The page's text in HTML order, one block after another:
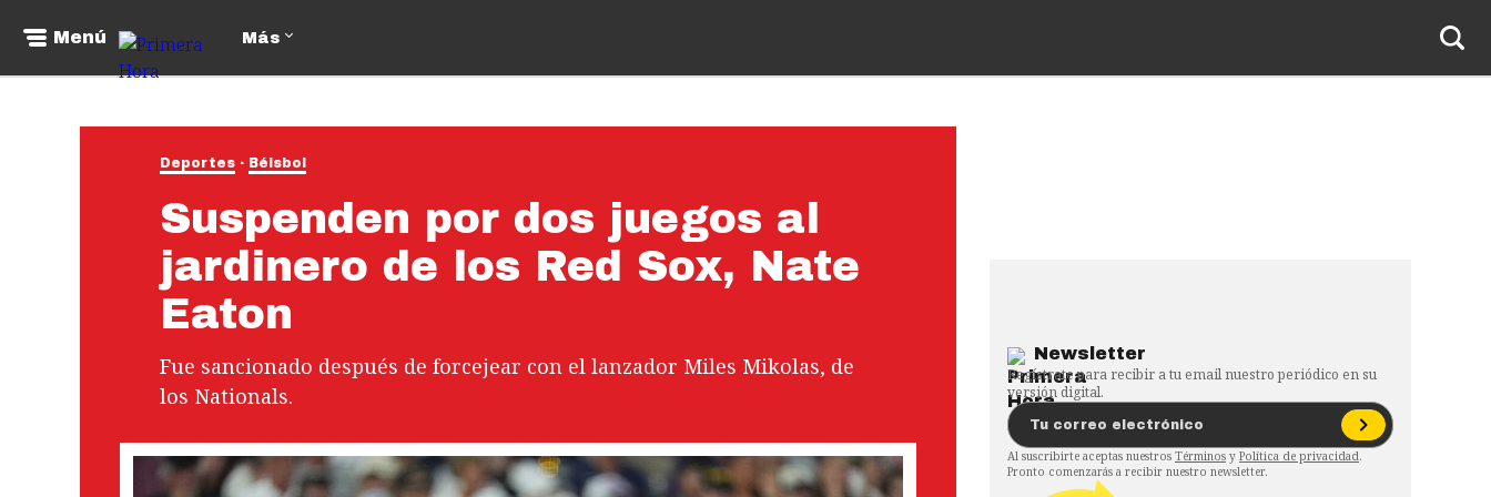
Menú Más
Deportes Béisbol
Suspenden por dos juegos al
jardinero de los Red Sox, Nate
Eaton
Fue sancionado después de forcejear con el lanzador Miles Mikolas, de
los Nationals.
Newsletter
Regístrate para recibir a tu email nuestro periódico en su
versión digital.
Al suscribirte aceptas nuestros Términos y Política de privacidad.
Pronto comenzarás a recibir nuestro newsletter.